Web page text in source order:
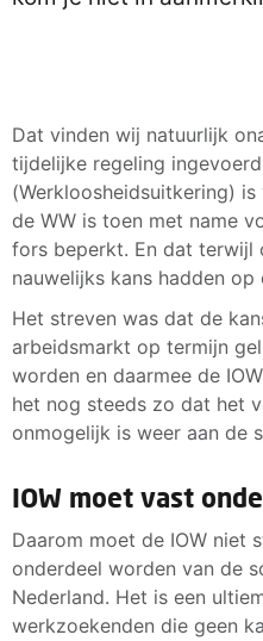
Dat vinden wij natuurlijk
tijdelijke regeling
(Werkloosheidsuitkering)
de WW is toen met name
fors beperkt. En dat terwijl
nauwelijks kans hadden op
Het streven was dat de
arbeidsmarkt op termijn
worden en daarmee de
het nog steeds zo dat het
onmogelijk is weer aan de
IOW moet vast
Daarom moet de IOW niet
onderdeel worden van de
Nederland. Het is een
werkzoekenden die geen